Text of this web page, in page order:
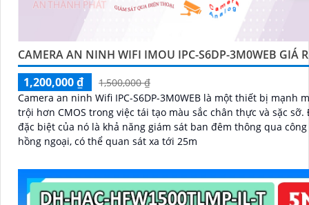
CAMERA AN NINH WIFI IMOU IPC-S6DP-3M0WEB GIÁ
1,200,000 ₫
1,500,000 ₫
Camera an ninh Wifi IPC-S6DP-3M0WEB là một thiết bị mạnh
trội hơn CMOS trong việc tái tạo màu sắc chân thực và sặc sỡ. Điểm
đặc biệt của nó là khả năng giám sát ban đêm thông qua
hồng ngoại, có thể quan sát xa tới 25m